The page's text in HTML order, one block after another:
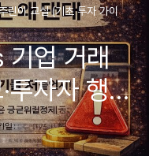
린이 교실 (기초 투자 가이
업 거래
투자자 행